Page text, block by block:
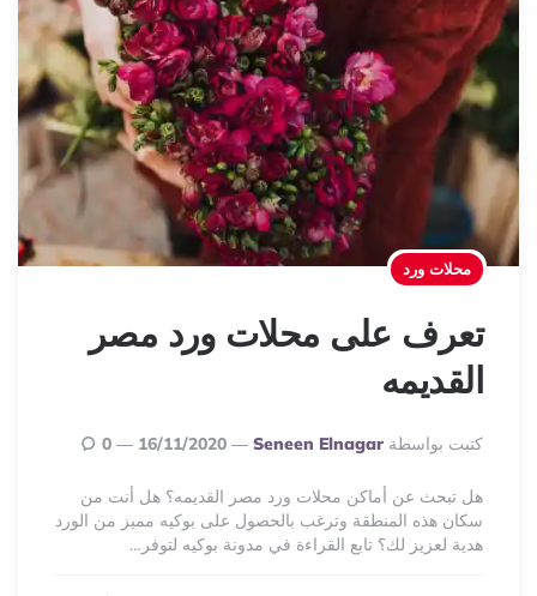
محلات ورد
تعرف على محلات ورد مصر
القديمه
Posted
By
كتبت بواسطة Seneen Elnagar
16/11/2020
0
هل تبحث عن أماكن محلات ورد مصر القديمه؟ هل أنت من
سكان هذه المنطقة وترغب بالحصول على بوكيه مميز من الورد
هدية لعزيز لك؟ تابع القراءة في مدونة بوكيه لتوفر…